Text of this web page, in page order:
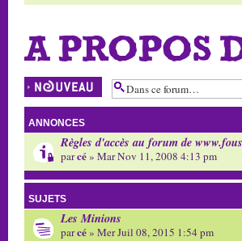
A PROPOS
Écrire un nouveau
sujet
ANNONCES
Règles d'accès au forum de
parcé» Mar Nov 11, 2008 4:13 pm
SUJETS
Les Minions
parcé» Mer Juil 08, 2015 1:54 pm